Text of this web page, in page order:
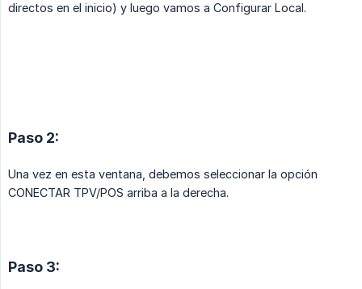
directos en el inicio) y luego vamos a Configurar Local.
Paso 2:
Una vez en esta ventana, debemos seleccionar la opción
CONECTAR TPV/POS arriba a la derecha.
Paso 3: